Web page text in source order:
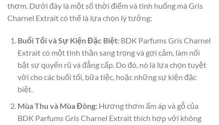
thơm. Dưới đây là một số thời điểm và tình huống mà Gris
Charnel Extrait có thể là lựa chọn lý tưởng:
Buổi Tối và Sự Kiện Đặc Biệt:BDK Parfums Gris Charnel
Extrait có một tinh thần sang trọng và gợi cảm, làm nổi
bật sự quyến rũ và đẳng cấp. Do đó, nó là lựa chọn tuyệt
vời cho các buổi tối, bữa tiệc, hoặc những sự kiện đặc
biệt.
Mùa Thu và Mùa Đông:Hương thơm ấm áp và gỗ của
BDK Parfums Gris Charnel Extrait thích hợp với không